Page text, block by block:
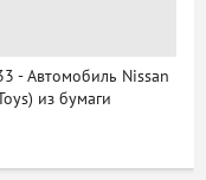
- Автомобиль Nissan
из бумаги